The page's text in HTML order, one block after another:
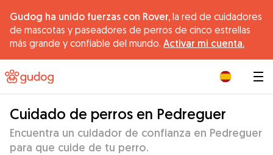
Gudog ha unido fuerzas con Rover, la red de cuidadores
de mascotas y paseadores de perros de cinco estrellas
más grande y confiable del mundo. Activar mi cuenta.
Cuidado de perros en Pedreguer
Encuentra un cuidador de confianza en Pedreguer
para que cuide de tu perro.